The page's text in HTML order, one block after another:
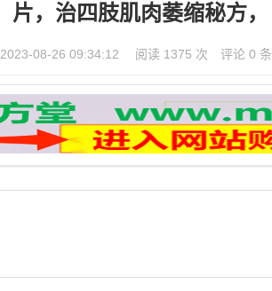
片，治四肢肌肉萎缩秘方，
2023-08-26 09:34:12 阅读 1375 次 评论 0 条